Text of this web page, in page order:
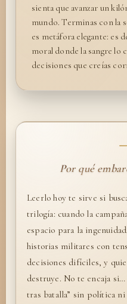
sienta que avanzar un
mundo. Terminas con la
es metáfora elegante: es
moral donde la sangre lo
decisiones que creías
Por qué
Leerlo hoy te sirve si
trilogía: cuando la
espacio para la
historias militares con
decisiones difíciles, y
destruye. No te encaja
tras batalla” sin política ni